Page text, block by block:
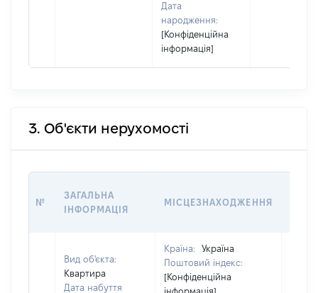
Дата
народження:
[Конфіденційна
інформація]
3. Об'єкти нерухомості
№
ЗАГАЛЬНА
ІНФОРМАЦІЯ
МІСЦЕЗНАХОДЖЕННЯ
Вид об'єкта:
Квартира
Дата набуття
Країна:
Україна
Поштовий індекс:
[Конфіденційна
інформація]